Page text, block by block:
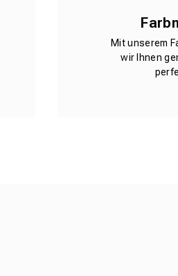
Mit unserem
wir Ihnen